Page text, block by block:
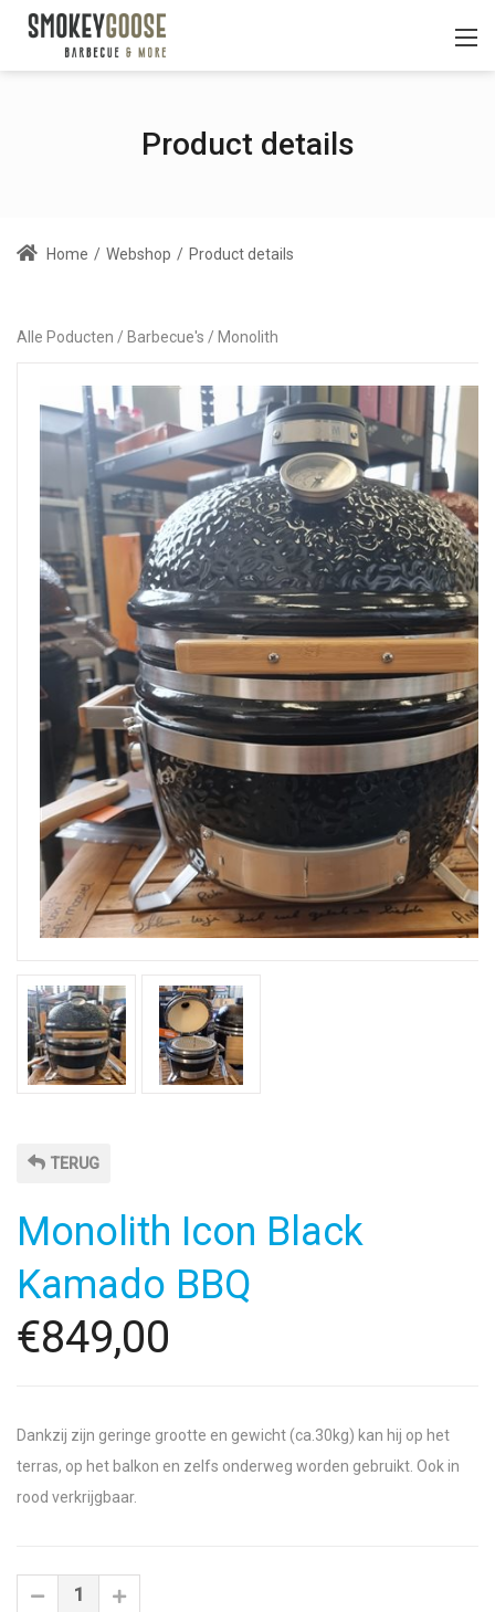
Product details
Home / Webshop / Product details
Alle Poducten Barbecue's Monolith
TERUG
Monolith Icon Black
Kamado BBQ
€849,00
Dankzij zijn geringe grootte en gewicht (ca.30kg) kan hij op het
terras, op het balkon en zelfs onderweg worden gebruikt. Ook in
rood verkrijgbaar.